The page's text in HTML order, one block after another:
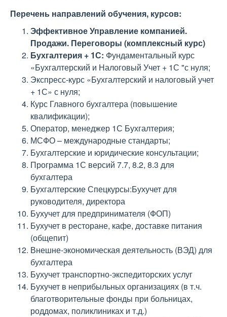
Перечень направлений обучения, курсов:
Эффективное Управление компанией.
Продажи. Переговоры (комплексный курс)
Бухгалтерия + 1С: Фундаментальный курс
«Бухгалтерский и Налоговый Учет + 1С "с нуля;
Экспресс-курс «Бухгалтерский и налоговый учет
+ 1С» с нуля;
Курс Главного бухгалтера (повышение
квалификации);
Оператор, менеджер 1С Бухгалтерия;
МСФО – международные стандарты;
Бухгалтерские и юридические консультации;
Программа 1С версий 7.7, 8.2, 8.3 для
бухгалтера
Бухгалтерские Спецкурсы:Бухучет для
руководителя, директора
Бухучет для предпринимателя (ФОП)
Бухучет в ресторане, кафе, доставке питания
(общепит)
Внешне-экономическая деятельность (ВЭД) для
бухгалтера
Бухучет транспортно-экспедиторских услуг
Бухучет в неприбыльных организациях (в т.ч.
благотворительные фонды при больницах,
роддомах, поликлиниках и т.д.)